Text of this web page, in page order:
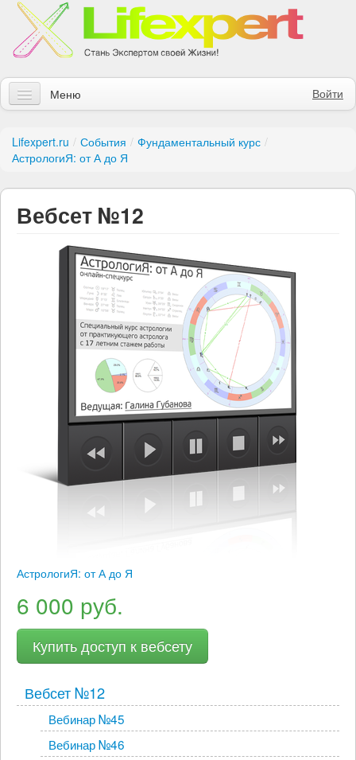
Войти
Меню
Инструменты
Обучение
Контакты
Правила получения заказов
Искать
Lifexpert.ru / События / Фундаментальный курс /
АстрологиЯ: от А до Я
Вебсет №12
АстрологиЯ: от А до Я
6 000 руб.
Купить доступ к вебсету
Вебсет №12
Вебинар №45
Вебинар №46